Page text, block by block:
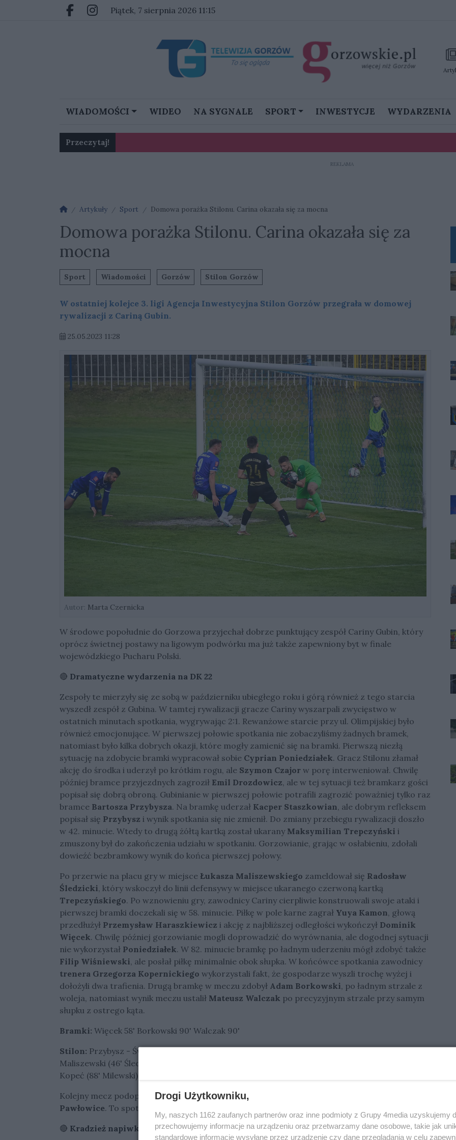
Przejdź do głównych treści
Przejdź do głównego menu
Facebook.com
Instagram.com
piątek, 7 sierpnia 2026 11:15
WIADOMOŚCI WIDEO NA SYGNALE SPORT INWESTYCJE WYDARZENIA
Przeczytaj!
REKLAMA
Strona główna
Artykuły Sport Domowa porażka Stilonu. Carina okazała się za mocna
Domowa porażka Stilonu. Carina okazała się za
mocna
Sport Wiadomości Gorzów Stilon Gorzów
W ostatniej kolejce 3. ligi Agencja Inwestycyjna Stilon Gorzów przegrała w domowej
rywalizacji z Cariną Gubin.
25.05.2023 11:28
Autor: Marta Czernicka
W środowe popołudnie do Gorzowa przyjechał dobrze punktujący zespół Cariny Gubin, który
oprócz świetnej postawy na ligowym podwórku ma już także zapewniony byt w finale
wojewódzkiego Pucharu Polski.
🔴 Dramatyczne wydarzenia na DK 22
Zespoły te mierzyły się ze sobą w październiku ubiegłego roku i górą również z tego starcia
wyszedł zespół z Gubina. W tamtej rywalizacji gracze Cariny wyszarpali zwycięstwo w
ostatnich minutach spotkania, wygrywając 2:1. Rewanżowe starcie przy ul. Olimpijskiej było
również emocjonujące. W pierwszej połowie spotkania nie zobaczyliśmy żadnych bramek,
natomiast było kilka dobrych okazji, które mogły zamienić się na bramki. Pierwszą niezłą
sytuację na zdobycie bramki wypracował sobie Cyprian Poniedziałek. Gracz Stilonu złamał
akcję do środka i uderzył po krótkim rogu, ale Szymon Czajor w porę interweniował. Chwilę
później bramce przyjezdnych zagroził Emil Drozdowicz, ale w tej sytuacji też bramkarz gości
popisał się dobrą obroną. Gubinianie w pierwszej połowie potrafili zagrozić poważniej tylko raz
bramce Bartosza Przybysza. Na bramkę uderzał Kacper Staszkowian, ale dobrym refleksem
popisał się Przybysz i wynik spotkania się nie zmienił. Do zmiany przebiegu rywalizacji doszło
w 42. minucie. Wtedy to drugą żółtą kartką został ukarany Maksymilian Trepczyński i
zmuszony był do zakończenia udziału w spotkaniu. Gorzowianie, grając w osłabieniu, zdołali
dowieźć bezbramkowy wynik do końca pierwszej połowy.
Po przerwie na placu gry w miejsce Łukasza Maliszewskiego zameldował się Radosław
Śledzicki, który wskoczył do linii defensywy w miejsce ukaranego czerwoną kartką
Trepczyńskiego. Po wznowieniu gry, zawodnicy Cariny cierpliwie konstruowali swoje ataki i
pierwszej bramki doczekali się w 58. minucie. Piłkę w pole karne zagrał Yuya Kamon, głową
przedłużył Przemysław Haraszkiewicz i akcję z najbliższej odległości wykończył Dominik
Więcek. Chwilę później gorzowianie mogli doprowadzić do wyrównania, ale dogodnej sytuacji
nie wykorzystał Poniedziałek. W 82. minucie bramkę po ładnym uderzeniu mógł zdobyć także
Filip Wiśniewski, ale posłał piłkę minimalnie obok słupka. W końcówce spotkania zawodnicy
trenera Grzegorza Kopernickiego wykorzystali fakt, że gospodarze wyszli trochę wyżej i
dołożyli dwa trafienia. Drugą bramkę w meczu zdobył Adam Borkowski, po ładnym strzale z
woleja, natomiast wynik meczu ustalił Mateusz Walczak po precyzyjnym strzale przy samym
słupku z ostrego kąta.
Bramki: Więcek 58' Borkowski 90' Walczak 90'
Stilon: Przybysz - Świerczyński, Wenerski, Trepczyński, Bohdanov (75' Kaczor), Wiśniewski,
Maliszewski (46' Śledzicki), Vaskov (90' Matuszewski) - Poniedziałek (75' Nowak), Drozdowicz,
Kopeć (88' Milewski)
Kolejny mecz podopiecznitrenera Karola Gliwińskiego
Pawłowice. To spotkanie zostało zaplanowane na
🔴 Kradzież napiwków w popularnej lodziarni w Gorzowie
Drogi Użytkowniku,
My, naszych 1162 zaufanych partnerów oraz inne podmioty z Grupy 4media uzyskujemy
przechowujemy informacje na urządzeniu oraz przetwarzamy dane osobowe, takie jak
standardowe informacje wysyłane przez urządzenie czy dane przeglądania w celu